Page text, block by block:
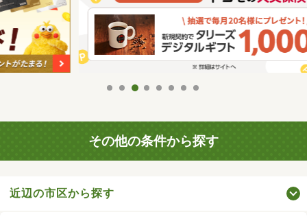
その他の条件から探す
近辺の市区から探す